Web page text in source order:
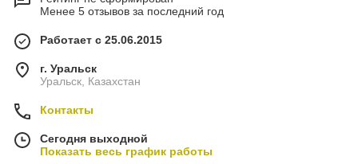
Менее 5 отзывов за последний год
Работает с 25.06.2015
г. Уральск
Уральск, Казахстан
Контакты
Сегодня выходной
Показать весь график работы